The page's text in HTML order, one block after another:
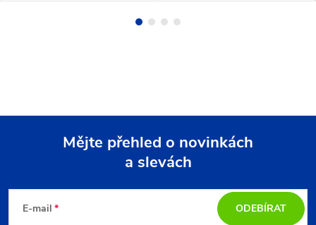
Mějte přehled o novinkách
a slevách
E-mail ODEBÍRAT